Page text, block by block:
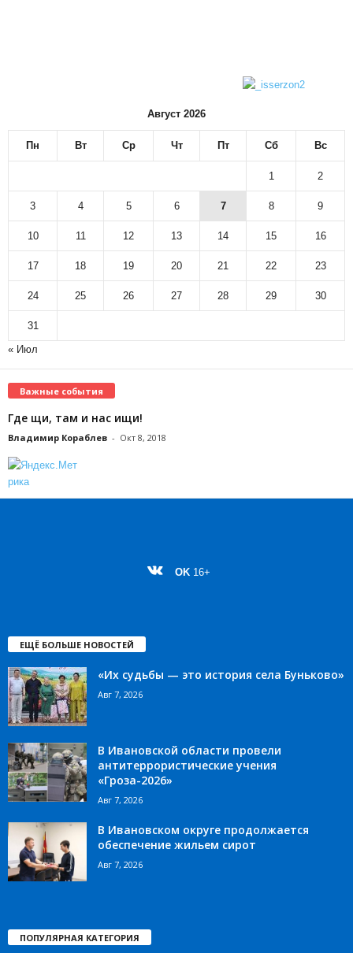
Август 2026
Пн Вт Ср Чт Пт Сб Вс
1 2
3 4 5 6 7 8 9
10 11 12 13 14 15 16
17 18 19 20 21 22 23
24 25 26 27 28 29 30
31
« Июл
Важные события
Где щи, там и нас ищи!
Владимир Кораблев - Окт 8, 2018
OK 16+
ЕЩЁ БОЛЬШЕ НОВОСТЕЙ
«Их судьбы — это история села Буньково»
Авг 7, 2026
В Ивановской области провели
антитеррористические учения
«Гроза-2026»
Авг 7, 2026
В Ивановском округе продолжается
обеспечение жильем сирот
Авг 7, 2026
ПОПУЛЯРНАЯ КАТЕГОРИЯ